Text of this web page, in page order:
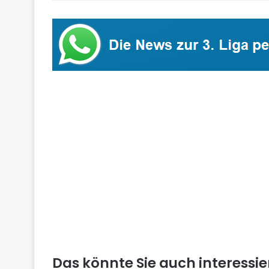
Das könnte Sie auch